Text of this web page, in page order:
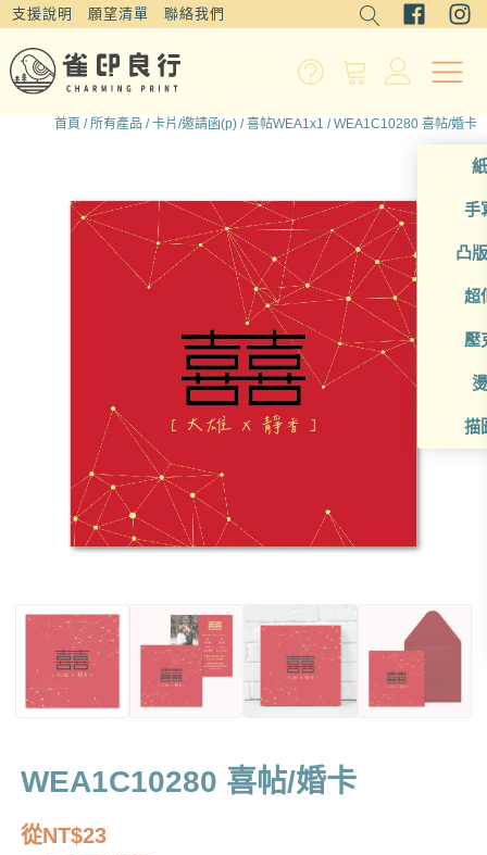
支援說明 願望清單 聯絡我們
手
凸
超
壓
描
首頁 /所有產品 /卡片/邀請函(p) /喜帖WEA1x1 / WEA1C10280 喜帖/婚卡
WEA1C10280 喜帖/婚卡
從NT$23